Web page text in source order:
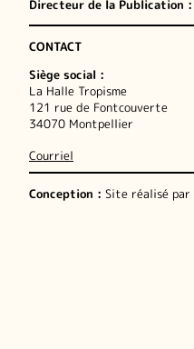
Directeur de la Publication :
CONTACT
Siège social :
La Halle Tropisme
121 rue de Fontcouverte
34070 Montpellier
Courriel
Conception : Site réalisé par